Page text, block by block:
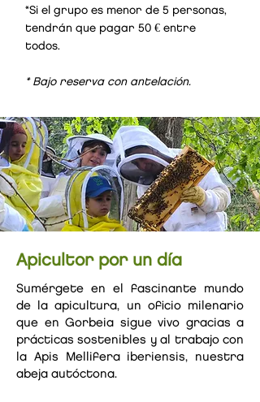
*Si el grupo es menor de 5 personas,
tendrán que pagar 50 € entre
todos.
* Bajo reserva con antelación.
10€/pax
Apicultor por un día
Sumérgete en el fascinante mundo
de la apicultura, un oficio milenario
que en Gorbeia sigue vivo gracias a
prácticas sostenibles y al trabajo con
la Apis Mellifera iberiensis, nuestra
abeja autóctona.